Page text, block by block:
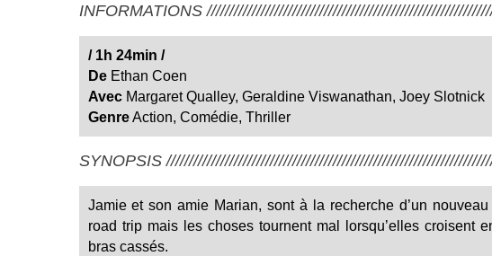
INFORMATIONS
/ 1h 24min /
DeEthan Coen
AvecMargaret Qualley, Geraldine Viswanathan, Joey Slotnick
GenreAction, Comédie, Thriller
SYNOPSIS
Jamie et son amie Marian, sont à la recherche d’un
road trip mais les choses tournent mal lorsqu’elles croisent
bras cassés.